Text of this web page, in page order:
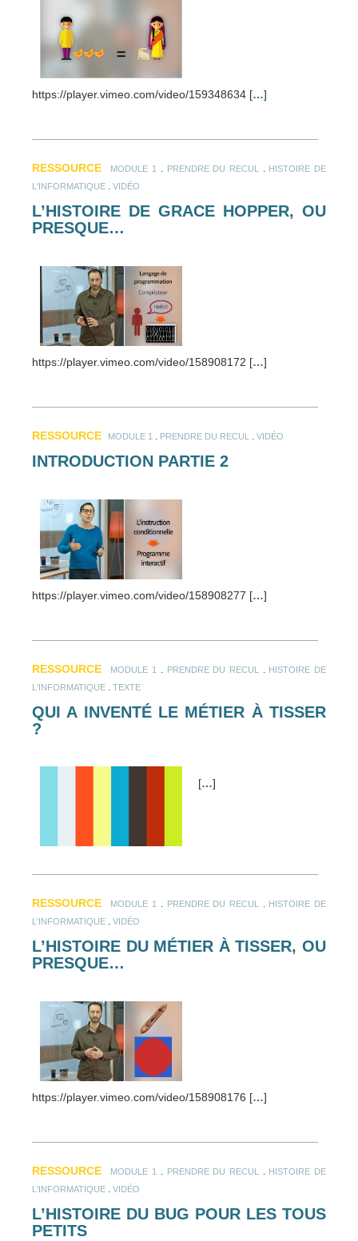
https://player.vimeo.com/video/159348634 […]
RESSOURCE MODULE 1 PRENDRE DU RECUL
HISTOIRE DE
L'INFORMATIQUE
VIDÉO
L’HISTOIRE DE GRACE HOPPER, OU
PRESQUE…
https://player.vimeo.com/video/158908172 […]
RESSOURCE MODULE 1 PRENDRE DU RECUL VIDÉO
INTRODUCTION PARTIE 2
https://player.vimeo.com/video/158908277 […]
RESSOURCE MODULE 1 PRENDRE DU RECUL
HISTOIRE DE
L'INFORMATIQUE
TEXTE
QUI A INVENTÉ LE MÉTIER À TISSER
?
[…]
RESSOURCE MODULE 1 PRENDRE DU RECUL
HISTOIRE DE
L'INFORMATIQUE
VIDÉO
L’HISTOIRE DU MÉTIER À TISSER, OU
PRESQUE…
https://player.vimeo.com/video/158908176 […]
RESSOURCE MODULE 1 PRENDRE DU RECUL
HISTOIRE DE
L'INFORMATIQUE
VIDÉO
L’HISTOIRE DU BUG POUR LES TOUS
PETITS